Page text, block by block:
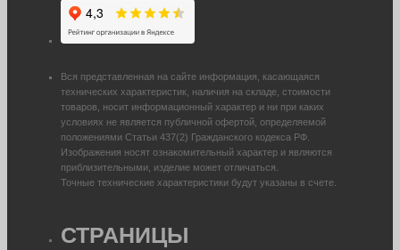
Вся представленная на сайте информация, касающаяся
технических характеристик, наличия на складе, стоимости
товаров, носит информационный характер и ни при каких
условиях не является публичной офертой, определяемой
положениями Статьи 437(2) Гражданского кодекса РФ.
Изображения носят ознакомительный характер и являются
приблизительными, изделие может отличаться.
Точные технические характеристики будут указаны в счете.
СТРАНИЦЫ